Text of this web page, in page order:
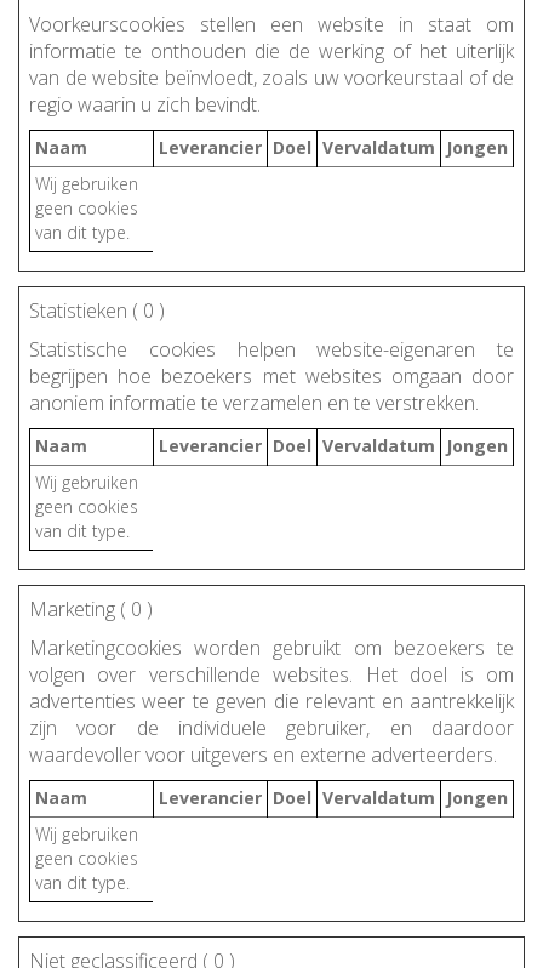
Voorkeurscookies stellen een website in staat om
informatie te onthouden die de werking of het uiterlijk
van de website beïnvloedt, zoals uw voorkeurstaal of de
regio waarin u zich bevindt.
Naam Leverancier Doel Vervaldatum
Jongen
Wij gebruiken
geen cookies
van dit type.
Statistieken ( 0 )
Statistische cookies helpen website-eigenaren te
begrijpen hoe bezoekers met websites omgaan door
anoniem informatie te verzamelen en te verstrekken.
Naam Leverancier Doel Vervaldatum
Jongen
Wij gebruiken
geen cookies
van dit type.
Marketing ( 0 )
Marketingcookies worden gebruikt om bezoekers te
volgen over verschillende websites. Het doel is om
advertenties weer te geven die relevant en aantrekkelijk
zijn voor de individuele gebruiker, en daardoor
waardevoller voor uitgevers en externe adverteerders.
Naam Leverancier Doel Vervaldatum
Jongen
Wij gebruiken
geen cookies
van dit type.
Niet geclassificeerd ( 0 )